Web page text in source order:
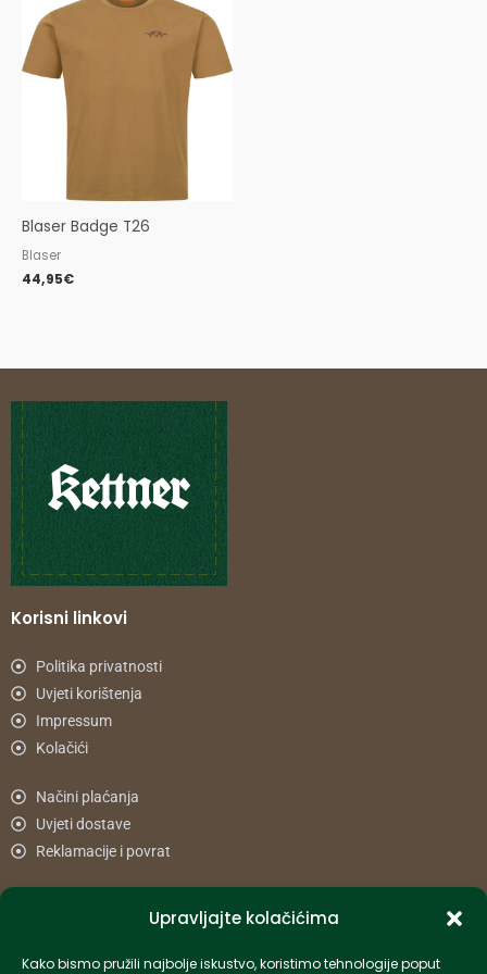
Upravljajte kolačićima
Kako bismo pružili najbolje iskustvo, koristimo tehnologije poput
Blaser Badge T26
Blaser
44,95€
Korisni linkovi
Politika privatnosti
Uvjeti korištenja
Impressum
Kolačići
Načini plaćanja
Uvjeti dostave
Reklamacije i povrat
info-hr@kettner.com